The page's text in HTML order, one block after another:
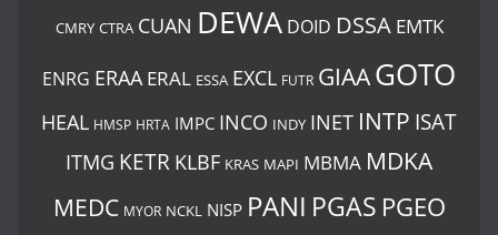
CMRY CTRA CUAN DEWA DOID DSSA EMTK
ENRG ERAA ERAL ESSA EXCL FUTR GIAAGOTO
HEAL HMSP HRTA IMPC INCO INDY INET INTP ISAT
ITMG KETR KLBF KRAS MAPI MBMA MDKA
MEDC MYOR NCKL NISP PANI PGAS PGEO